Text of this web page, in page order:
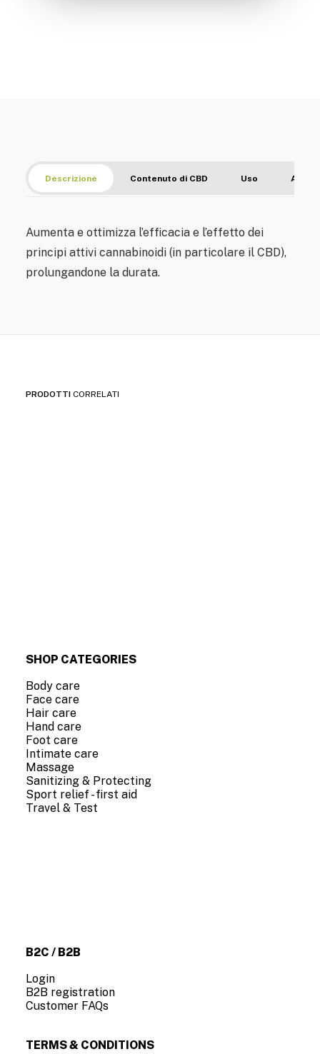
Descrizione Contenuto di CBD Uso
Aumenta e ottimizza l’efficacia e l’effetto dei
principi attivi cannabinoidi (in particolare il CBD),
prolungandone la durata.
PRODOTTI CORRELATI
LEGGI TUTTO
HYDROPS HEMP & CBD AID – GOCCE IGIENIZZANTI 8 ML
18,20
SHOP CATEGORIES
Body care
Face care
Hair care
Hand care
Foot care
Intimate care
Massage
Sanitizing & Protecting
Sport relief - first aid
Travel & Test
B2C / B2B
Login
B2B registration
Customer FAQs
TERMS & CONDITIONS